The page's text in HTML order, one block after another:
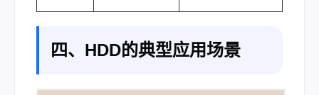
四、HDD的典型应用场景